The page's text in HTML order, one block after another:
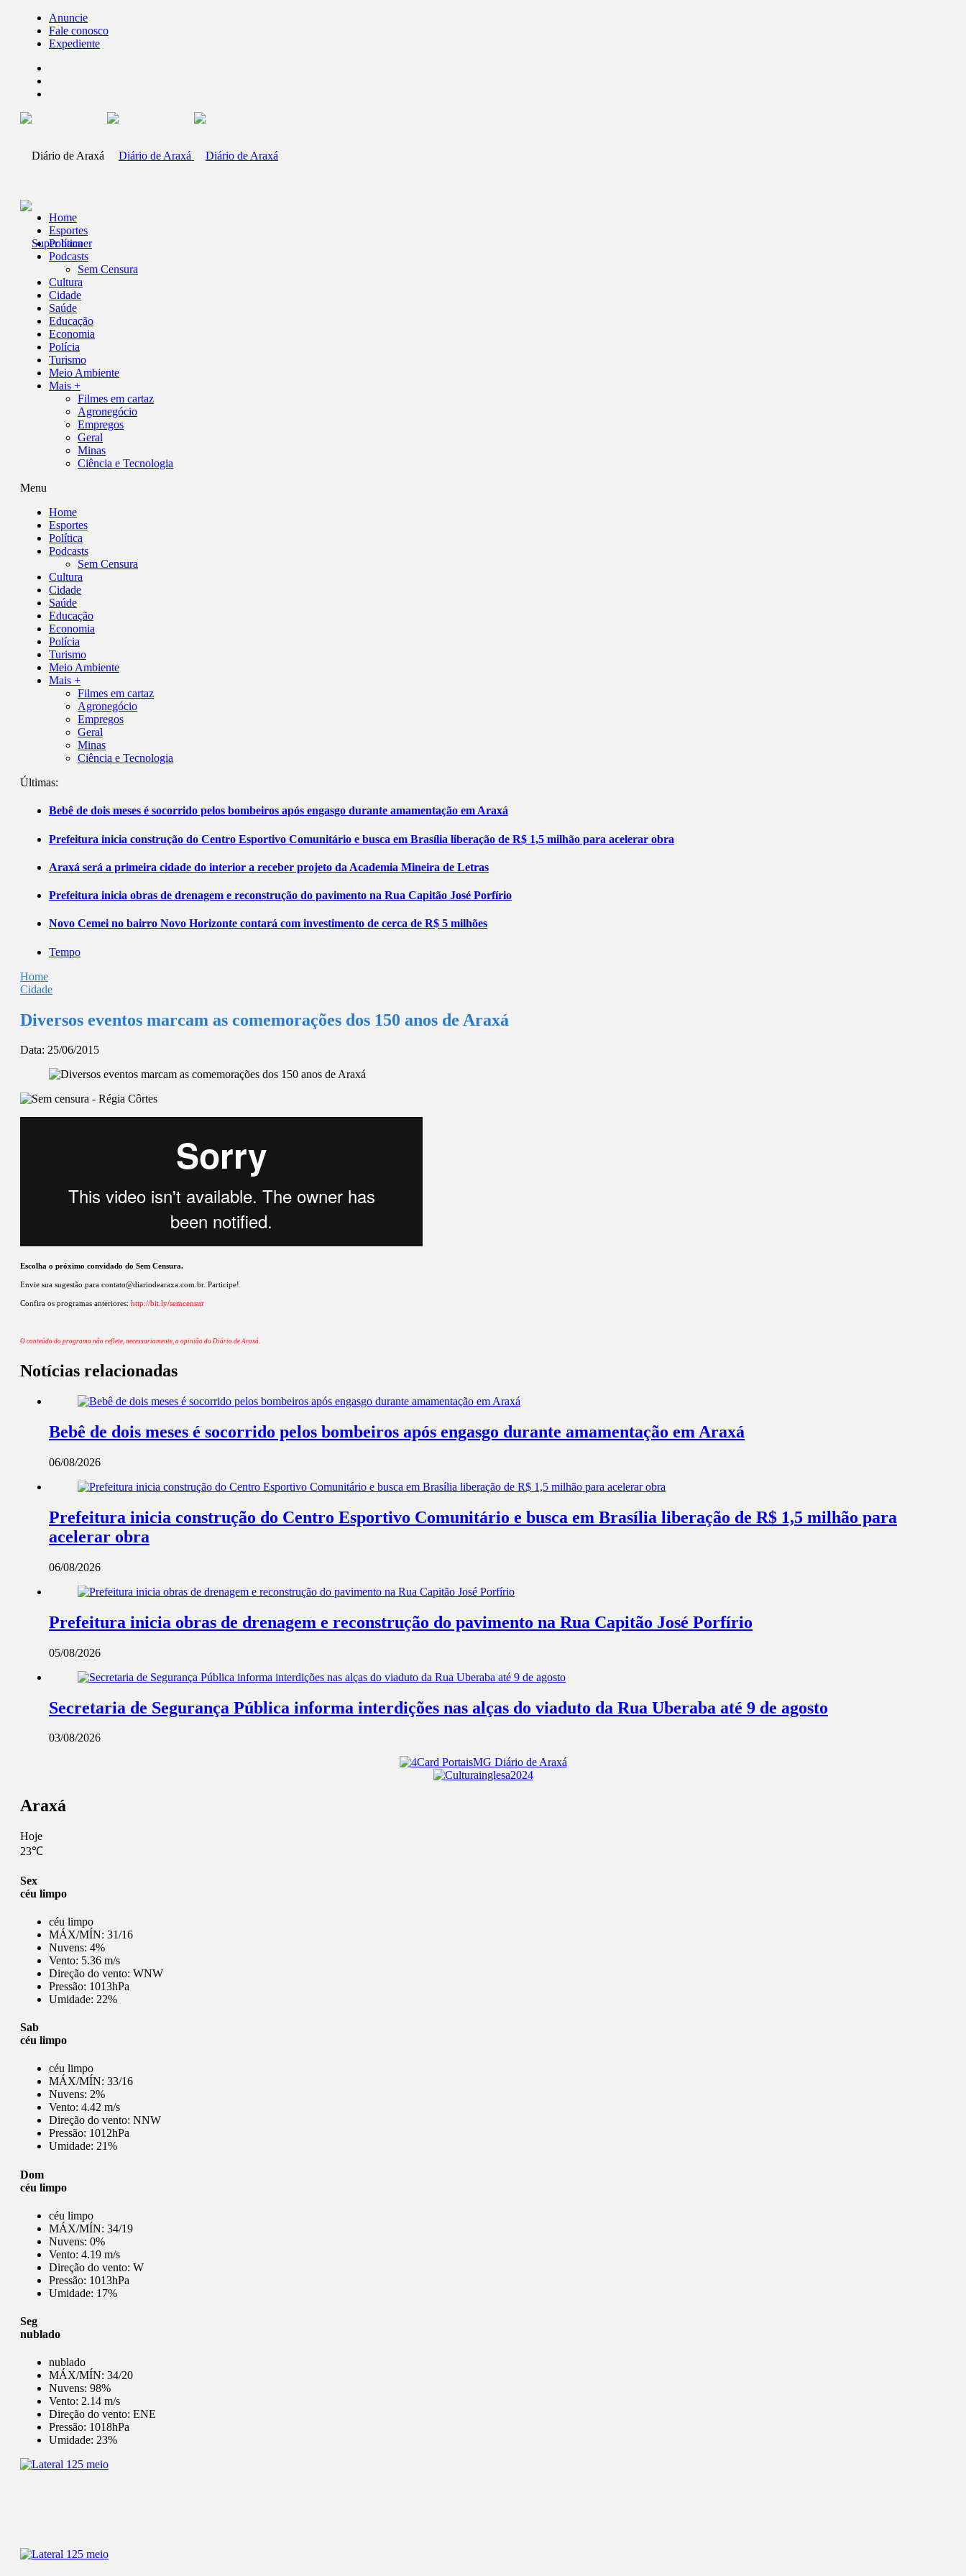
Anuncie
Fale conosco
Expediente
Home
Esportes
Política
Podcasts
Sem Censura
Cultura
Cidade
Saúde
Educação
Economia
Polícia
Turismo
Meio Ambiente
Mais +
Filmes em cartaz
Agronegócio
Empregos
Geral
Minas
Ciência e Tecnologia
Menu
Home
Esportes
Política
Podcasts
Sem Censura
Cultura
Cidade
Saúde
Educação
Economia
Polícia
Turismo
Meio Ambiente
Mais +
Filmes em cartaz
Agronegócio
Empregos
Geral
Minas
Ciência e Tecnologia
Últimas:
Bebê de dois meses é socorrido pelos bombeiros após engasgo durante amamentação em Araxá
Prefeitura inicia construção do Centro Esportivo Comunitário e busca em Brasília liberação de R$ 1,5 milhão para acelerar obra
Araxá será a primeira cidade do interior a receber projeto da Academia Mineira de Letras
Prefeitura inicia obras de drenagem e reconstrução do pavimento na Rua Capitão José Porfírio
Novo Cemei no bairro Novo Horizonte contará com investimento de cerca de R$ 5 milhões
Tempo
Home
Cidade
Diversos eventos marcam as comemorações dos 150 anos de Araxá
Data: 25/06/2015
Escolha o próximo convidado do Sem Censura.
Envie sua sugestão para contato@diariodearaxa.com.br. Participe!
Confira os programas anteriores: http://bit.ly/semcensur
O conteúdo do programa não reflete, necessariamente, a opinião do Diário de Araxá.
Notícias relacionadas
Bebê de dois meses é socorrido pelos bombeiros após engasgo durante amamentação em Araxá
06/08/2026
Prefeitura inicia construção do Centro Esportivo Comunitário e busca em Brasília liberação de R$ 1,5 milhão para
acelerar obra
06/08/2026
Prefeitura inicia obras de drenagem e reconstrução do pavimento na Rua Capitão José Porfírio
05/08/2026
Secretaria de Segurança Pública informa interdições nas alças do viaduto da Rua Uberaba até 9 de agosto
03/08/2026
Araxá
Hoje
23℃
Sex
céu limpo
céu limpo
MÁX/MÍN: 31/16
Nuvens: 4%
Vento: 5.36 m/s
Direção do vento: WNW
Pressão: 1013hPa
Umidade: 22%
Sab
céu limpo
céu limpo
MÁX/MÍN: 33/16
Nuvens: 2%
Vento: 4.42 m/s
Direção do vento: NNW
Pressão: 1012hPa
Umidade: 21%
Dom
céu limpo
céu limpo
MÁX/MÍN: 34/19
Nuvens: 0%
Vento: 4.19 m/s
Direção do vento: W
Pressão: 1013hPa
Umidade: 17%
Seg
nublado
nublado
MÁX/MÍN: 34/20
Nuvens: 98%
Vento: 2.14 m/s
Direção do vento: ENE
Pressão: 1018hPa
Umidade: 23%